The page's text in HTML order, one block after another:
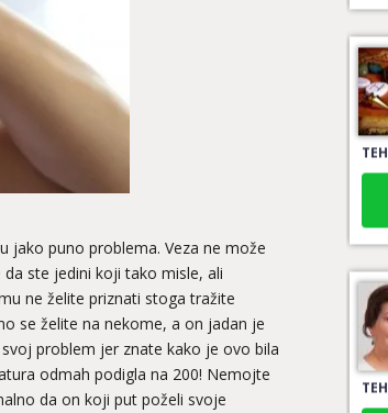
jako puno problema. Veza ne može
ste jedini koji tako misle, ali
ne želite priznati stoga tražite
se želite na nekome, a on jadan je
problem jer znate kako je ovo bila
odmah podigla na 200! Nemojte
da on koji put poželi svoje